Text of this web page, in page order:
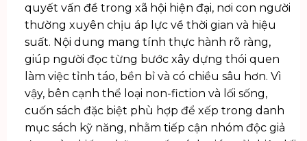
quyết vấn đề trong xã hội hiện đại, nơi con người
thường xuyên chịu áp lực về thời gian và hiệu
suất. Nội dung mang tính thực hành rõ ràng,
giúp người đọc từng bước xây dựng thói quen
làm việc tỉnh táo, bền bỉ và có chiều sâu hơn. Vì
vậy, bên cạnh thể loại non-fiction và lối sống,
cuốn sách đặc biệt phù hợp để xếp trong danh
mục sách kỹ năng, nhằm tiếp cận nhóm độc giả